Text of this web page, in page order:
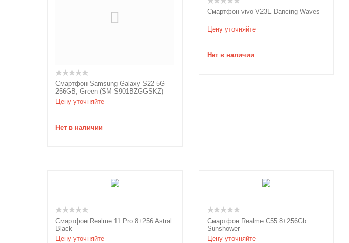
Смартфон Samsung Galaxy S22 5G
256GB, Green (SM-S901BZGGSKZ)
Цену уточняйте
Нет в наличии
Смартфон vivo V23E Dancing Waves
Цену уточняйте
Нет в наличии
Смартфон Realme 11 Pro 8+256 Astral
Black
Цену уточняйте
Смартфон Realme C55 8+256Gb
Sunshower
Цену уточняйте